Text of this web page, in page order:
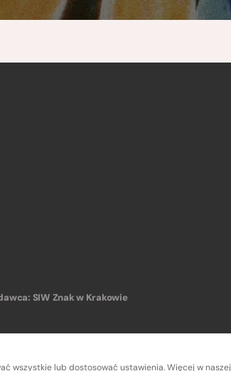
SIW Znak w Krakowie
wszystkie lub dostosować ustawienia. Więcej w naszej